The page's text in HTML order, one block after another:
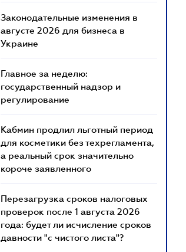
Законодательные изменения в
августе 2026 для бизнеса в
Украине
Главное за неделю:
государственный надзор и
регулирование
Кабмин продлил льготный период
для косметики без техрегламента,
а реальный срок значительно
короче заявленного
Перезагрузка сроков налоговых
проверок после 1 августа 2026
года: будет ли исчисление сроков
давности "с чистого листа"?